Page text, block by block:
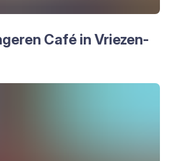
Café in Vrie­zen­